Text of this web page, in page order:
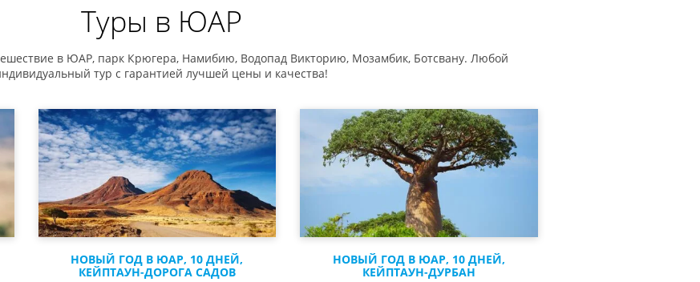
Туры в ЮАР
в ЮАР, парк Крюгера, Намибию, Водопад Викторию, Мозамбик, Ботсвану. Любой
тур с гарантией лучшей цены и качества!
НОВЫЙ ГОД В ЮАР, 10 ДНЕЙ,
КЕЙПТАУН-ДОРОГА САДОВ
НОВЫЙ ГОД В ЮАР, 10 ДНЕЙ,
КЕЙПТАУН-ДУРБАН